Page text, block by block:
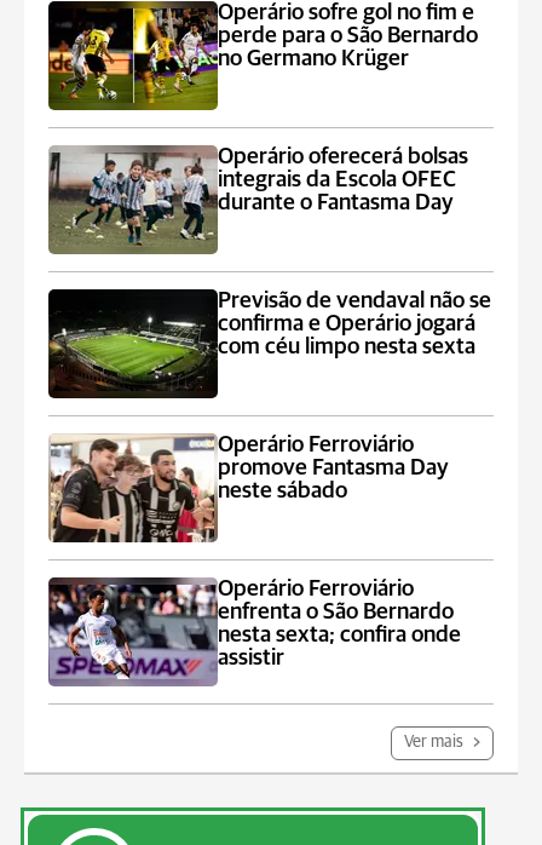
Operário sofre gol no fim e
perde para o São Bernardo
no Germano Krüger
Operário oferecerá bolsas
integrais da Escola OFEC
durante o Fantasma Day
Previsão de vendaval não se
confirma e Operário jogará
com céu limpo nesta sexta
Operário Ferroviário
promove Fantasma Day
neste sábado
Operário Ferroviário
enfrenta o São Bernardo
nesta sexta; confira onde
assistir
Ver mais